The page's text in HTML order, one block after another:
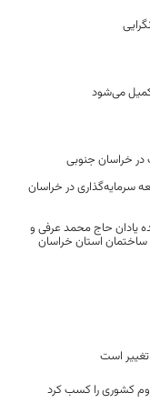
در خراسان جنوبی
سرمایه‌گذاری در خراسان
یادان حاج محمد عرفی و
ساختمان استان خراسان
تغییر است
کشوری را کسب کرد